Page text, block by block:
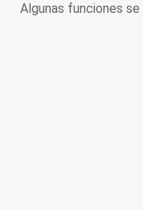
Algunas funciones